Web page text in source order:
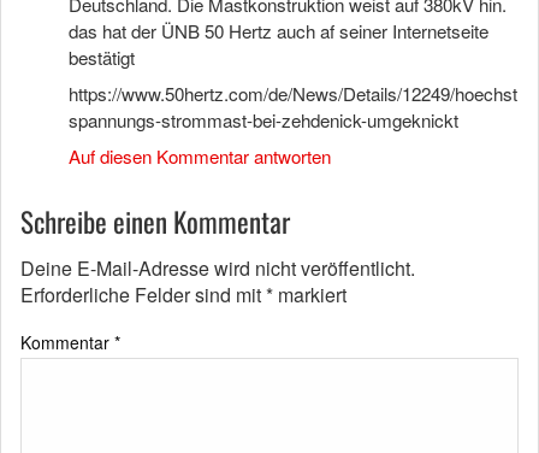
das hat der ÜNB 50 Hertz auch af seiner Internetseite
bestätigt
https://www.50hertz.com/de/News/Details/12249/hoechst
spannungs-strommast-bei-zehdenick-umgeknickt
Auf diesen Kommentar antworten
Schreibe einen Kommentar
Deine E-Mail-Adresse wird nicht veröffentlicht.
Erforderliche Felder sind mit* markiert
Kommentar *